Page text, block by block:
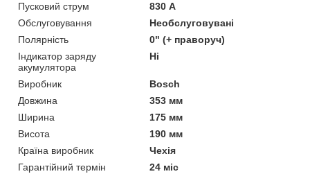
Пусковий струм
830 А
Обслуговування
Необслуговувані
Полярність
0" (+ праворуч)
Індикатор заряду
акумулятора
Ні
Виробник
Bosch
Довжина
353 мм
Ширина
175 мм
Висота
190 мм
Країна виробник
Чехія
Гарантійний термін
24 міс